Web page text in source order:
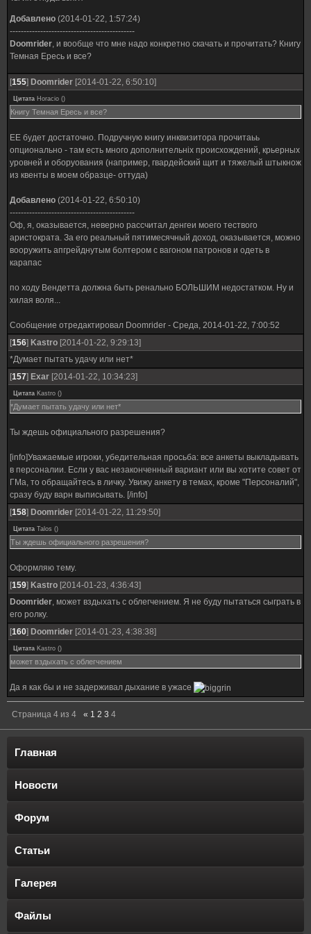
Гвардейская флак-броня (AP4), с фотолинзами и респиратором в шлеме
Добавлено (2014-01-22, 1:57:24)
---------------------------------------------
Doomrider, и вообще что мне надо конкретно скачать и прочитать? Книгу
Темная Ересь и все?
[155] Doomrider [2014-01-22, 6:50:10]
Цитата Horacio ()
Книгу Темная Ересь и все?
ЕЕ будет достаточно. Подручную книгу инквизитора прочитаьь
опционально - там есть много дополнительніх происхождений, крьерных
уровней и оборуования (например, гвардейский щит и тяжелый штыкнож
из квенты в моем образце- оттуда)
Добавлено (2014-01-22, 6:50:10)
---------------------------------------------
Оф, я, оказывается, неверно рассчитал денгеи моего тествого
аристократа. За его реальный пятимесячный доход, оказывается, можно
вооружить апгрейднутым болтером с вагоном патронов и одеть в
карапас
по ходу Вендетта должна быть ренально БОЛЬШИМ недостатком. Ну и
хилая воля...
Сообщение отредактировал Doomrider - Среда, 2014-01-22, 7:00:52
[156] Kastro [2014-01-22, 9:29:13]
*Думает пытать удачу или нет*
[157] Exar [2014-01-22, 10:34:23]
Цитата Kastro ()
*Думает пытать удачу или нет*
Ты ждешь официального разрешения?
[info]Уважаемые игроки, убедительная просьба: все анкеты выкладывать
в персоналии. Если у вас незаконченный вариант или вы хотите совет от
ГМа, то обращайтесь в личку. Увижу анкету в темах, кроме "Персоналий",
сразу буду варн выписывать. [/info]
[158] Doomrider [2014-01-22, 11:29:50]
Цитата Talos ()
Ты ждешь официального разрешения?
Оформляю тему.
[159] Kastro [2014-01-23, 4:36:43]
Doomrider, может вздыхать с облегчением. Я не буду пытаться сыграть в
его ролку.
[160] Doomrider [2014-01-23, 4:38:38]
Цитата Kastro ()
может вздыхать с облегчением
Да я как бы и не задерживал дыхание в ужасе
Страница 4 из 4 « 1 2 3 4
Главная
Новости
Форум
Статьи
Галерея
Файлы